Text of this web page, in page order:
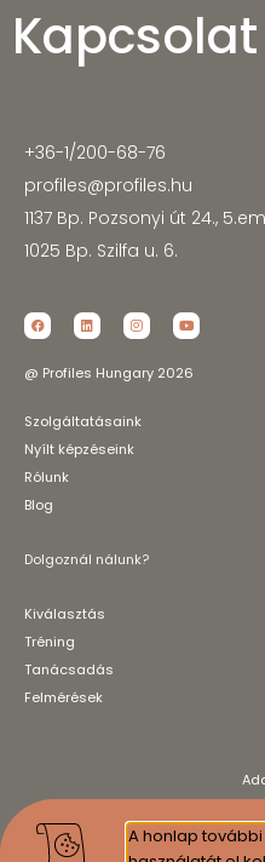
Kapcsolat
+36-1/200-68-76
profiles@profiles.hu
1137 Bp. Pozsonyi út 24.,
1025 Bp. Szilfa u. 6.
@ Profiles Hungary 2026
Szolgáltatásaink
Nyílt képzéseink
Rólunk
Blog
Dolgoznál nálunk?
Kiválasztás
Tréning
Tanácsadás
Felmérések
*Érvényes akkreditációval
A honlap